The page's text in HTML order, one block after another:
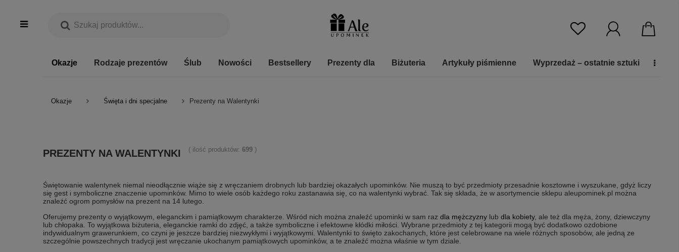
Okazje Rodzaje prezentów Ślub Nowości Bestsellery Prezenty dla Biżuteria Artykuły piśmienne Wyprzedaż – ostatnie sztuki
Okazje Święta i dni specjalne Prezenty na Walentynki
PREZENTY NA WALENTYNKI ( ilość produktów: 699 )
Świętowanie walentynek niemal nieodłącznie wiąże się z wręczaniem drobnych lub bardziej okazałych upominków. Nie muszą to być przedmioty przesadnie kosztowne i wyszukane, gdyż liczy
się gest i symboliczne znaczenie upominków. Mimo to wiele osób każdego roku zastanawia się, co na walentynki wybrać. Tak się składa, że w asortymencie sklepu aleupominek.pl można
znaleźć ogrom pomysłów na prezent na 14 lutego.
Oferujemy prezenty o wyjątkowym, eleganckim i pamiątkowym charakterze. Wśród nich można znaleźć upominki w sam raz dla mężczyzny lub dla kobiety, ale też dla męża, żony, dziewczyny
lub chłopaka. To wyjątkowa biżuteria, eleganckie ramki do zdjęć, a także symboliczne i efektowne kłódki miłości. Wybrane przedmioty z tej kategorii mogą być dodatkowo ozdobione
indywidualnym grawerunkiem, co czyni je jeszcze bardziej niezwykłymi i wyjątkowymi. Walentynki to święto zakochanych, które jest celebrowane na wiele różnych sposobów, ale jedną ze
szczególnie powszechnych tradycji jest wręczanie ukochanym pamiątkowych upominków, a te znaleźć można właśnie w tym dziale.